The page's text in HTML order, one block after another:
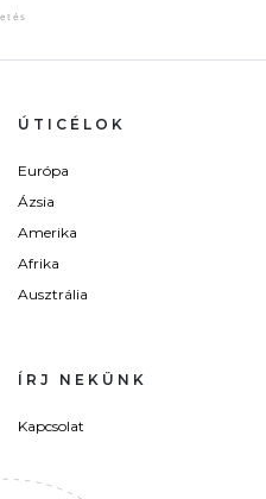
ÚTICÉLOK
Európa
Ázsia
Amerika
Afrika
Ausztrália
ÍRJ NEKÜNK
Kapcsolat